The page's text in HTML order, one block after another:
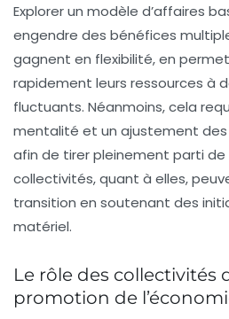
Explorer un modèle d’affaires
engendre des bénéfices
gagnent en flexibilité, en
rapidement leurs ressources à
fluctuants. Néanmoins, cela
mentalité et un ajustement
afin de tirer pleinement parti
collectivités, quant à elles,
transition en soutenant des
matériel.
Le rôle des collectivités
promotion de